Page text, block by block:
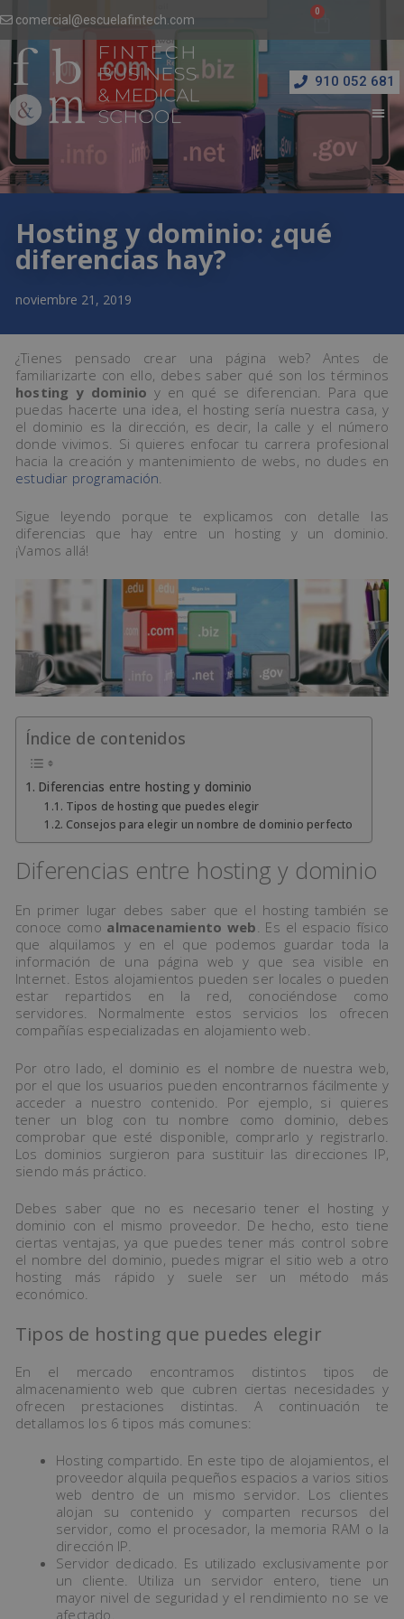
comercial@escuelafintech.com
910 052 681
Hosting y dominio: ¿qué
diferencias hay?
noviembre 21, 2019
¿Tienes pensado crear una página web? Antes de
familiarizarte con ello, debes saber qué son los términos
hosting y dominio y en qué se diferencian. Para que
puedas hacerte una idea, el hosting sería nuestra casa, y
el dominio es la dirección, es decir, la calle y el número
donde vivimos. Si quieres enfocar tu carrera profesional
hacia la creación y mantenimiento de webs, no dudes en
estudiar programación.
Sigue leyendo porque te explicamos con detalle las
diferencias que hay entre un hosting y un dominio.
¡Vamos allá!
Índice de contenidos
Diferencias entre hosting y dominio
Tipos de hosting que puedes elegir
Consejos para elegir un nombre de dominio perfecto
Diferencias entre hosting y dominio
En primer lugar debes saber que el hosting también se
conoce como almacenamiento web. Es el espacio físico
que alquilamos y en el que podemos guardar toda la
información de una página web y que sea visible en
Internet. Estos alojamientos pueden ser locales o pueden
estar repartidos en la red, conociéndose como
servidores. Normalmente estos servicios los ofrecen
compañías especializadas en alojamiento web.
Por otro lado, el dominio es el nombre de nuestra web,
por el que los usuarios pueden encontrarnos fácilmente y
acceder a nuestro contenido. Por ejemplo, si quieres
tener un blog con tu nombre como dominio, debes
comprobar que esté disponible, comprarlo y registrarlo.
Los dominios surgieron para sustituir las direcciones IP,
siendo más práctico.
Debes saber que no es necesario tener el hosting y
dominio con el mismo proveedor. De hecho, esto tiene
ciertas ventajas, ya que puedes tener más control sobre
el nombre del dominio, puedes migrar el sitio web a otro
hosting más rápido y suele ser un método más
económico.
Tipos de hosting que puedes elegir
En el mercado encontramos distintos tipos de
almacenamiento web que cubren ciertas necesidades y
ofrecen prestaciones distintas. A continuación te
detallamos los 6 tipos más comunes:
Hosting compartido. En este tipo de alojamientos, el
proveedor alquila pequeños espacios a varios sitios
web dentro de un mismo servidor. Los clientes
alojan su contenido y comparten recursos del
servidor, como el procesador, la memoria RAM o la
dirección IP.
Servidor dedicado. Es utilizado exclusivamente por
un cliente. Utiliza un servidor entero, tiene un
mayor nivel de seguridad y el rendimiento no se ve
afectado.